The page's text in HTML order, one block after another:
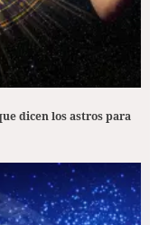
dicen los astros para